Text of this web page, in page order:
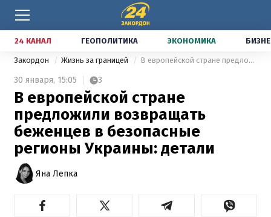
24 КАНАЛ ГЕОПОЛИТИКА ЭКОНОМИКА
Закордон Жизнь за границей В европейской стране предложили возвращать беженцев в безопасные регионы Украины: детали
30 января, 15:05 3
В европейской стране
предложили возвращать
беженцев в безопасные
регионы Украины: детали
Яна Лепка